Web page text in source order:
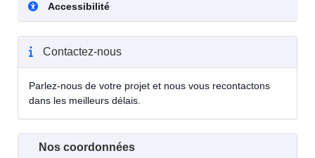
Accessibilité
Contactez-nous
Parlez-nous de votre projet et nous vous recontactons
dans les meilleurs délais.
Nos coordonnées